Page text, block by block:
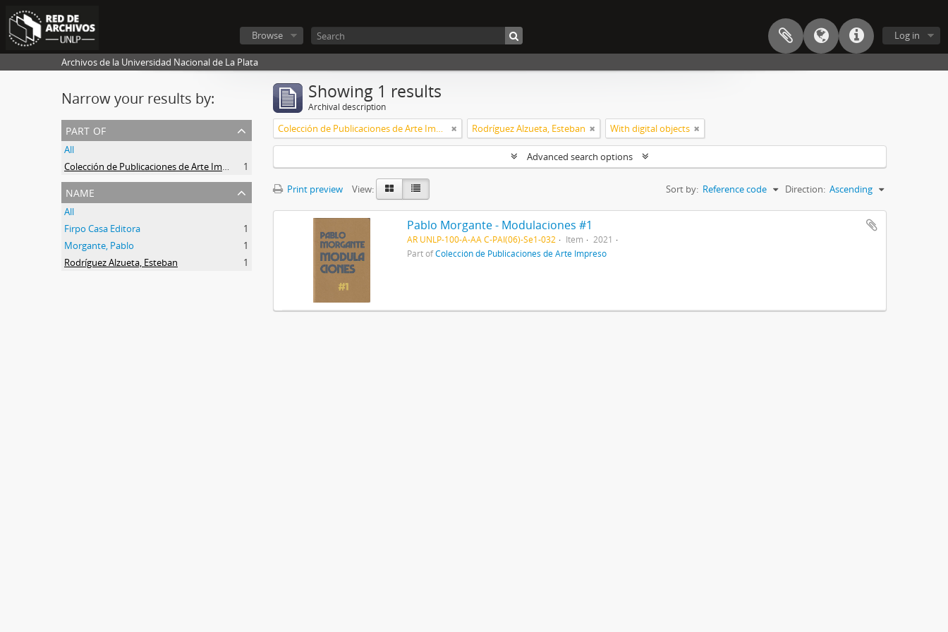
Log in
Browse
Archivos de la Universidad Nacional de La Plata
Narrow your results by:
part of
All
Colección de Publicaciones de Arte Impreso
1
name
All
Firpo Casa Editora
1
Morgante, Pablo
1
Rodríguez Alzueta, Esteban
1
Showing 1 results
Archival description
Colección de Publicaciones de Arte Impreso Rodríguez Alzueta, Esteban With digital objects
Advanced search options
Print preview View: Sort by: Reference code Direction: Ascending
Pablo Morgante - Modulaciones #1
AR UNLP-100-A-AA C-PAI(06)-Se1-032 Item
2021
Part ofColección de Publicaciones de Arte Impreso